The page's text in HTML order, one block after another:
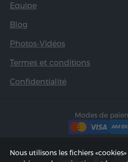
Equipe
Blog
Photos-Vidéos
Termes et conditions
Confidentialité
Modes de
Nous utilisons les fichiers